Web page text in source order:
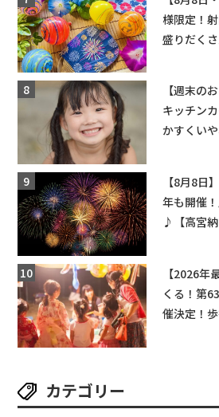
様限定！
盛りだく
【週末の
キッチン
かすくい
【8月8日
年も開催
♪【高宮納
【2026年
くる！第
催決定！
カテゴリー